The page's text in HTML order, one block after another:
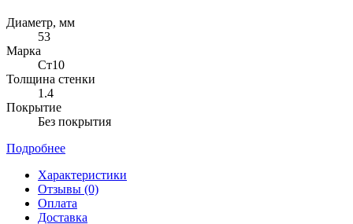
Диаметр, мм
53
Марка
Ст10
Толщина стенки
1.4
Покрытие
Без покрытия
Подробнее
Характеристики
Отзывы (0)
Оплата
Доставка